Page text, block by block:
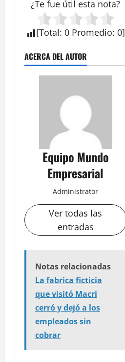
¿Te fue útil esta nota?
[Total: 0 Promedio: 0]
ACERCA DEL AUTOR
Equipo Mundo
Empresarial
Administrator
Ver todas las
entradas
Notas relacionadas
La fabrica ficticia
que visitó Macri
cerró y dejó a los
empleados sin
cobrar